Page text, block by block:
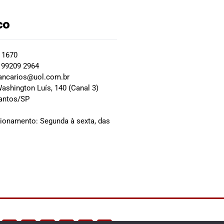
2964
Luís, 140 (Canal 3)
SP
Segunda à sexta, das